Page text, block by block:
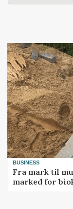
BUSINESS
Fra mark til
marked for